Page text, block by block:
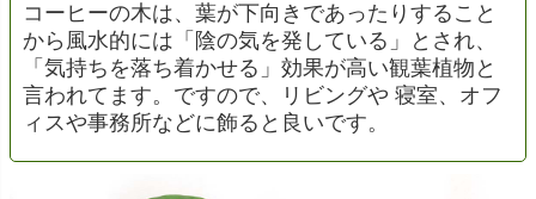
コーヒーの木は、葉が下向きであったりすること
から風水的には「陰の気を発している」とされ、
「気持ちを落ち着かせる」効果が高い観葉植物と
言われてます。ですので、リビングや 寝室、オフ
ィスや事務所などに飾ると良いです。